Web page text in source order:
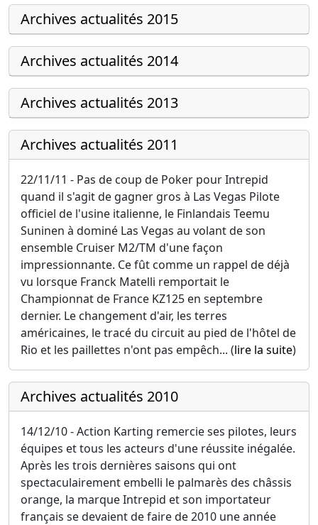
Archives actualités 2015
Archives actualités 2014
Archives actualités 2013
Archives actualités 2011
22/11/11 - Pas de coup de Poker pour Intrepid
quand il s'agit de gagner gros à Las Vegas Pilote
officiel de l'usine italienne, le Finlandais Teemu
Suninen à dominé Las Vegas au volant de son
ensemble Cruiser M2/TM d'une façon
impressionnante. Ce fût comme un rappel de déjà
vu lorsque Franck Matelli remportait le
Championnat de France KZ125 en septembre
dernier. Le changement d'air, les terres
américaines, le tracé du circuit au pied de l'hôtel de
Rio et les paillettes n'ont pas empêch... (lire la suite)
Archives actualités 2010
14/12/10 - Action Karting remercie ses pilotes, leurs
équipes et tous les acteurs d'une réussite inégalée.
Après les trois dernières saisons qui ont
spectaculairement embelli le palmarès des châssis
orange, la marque Intrepid et son importateur
français se devaient de faire de 2010 une année